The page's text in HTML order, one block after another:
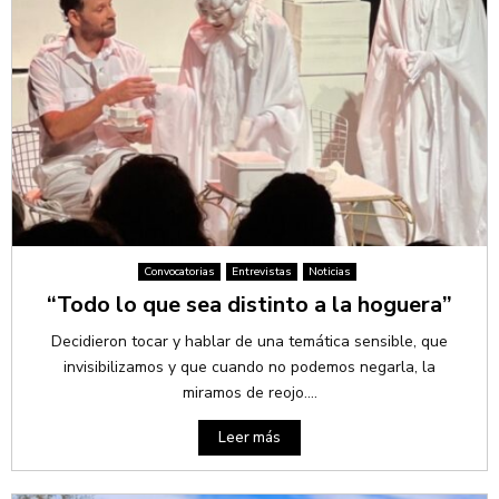
Convocatorias Entrevistas Noticias
“Todo lo que sea distinto a la hoguera”
Decidieron tocar y hablar de una temática sensible, que
invisibilizamos y que cuando no podemos negarla, la
miramos de reojo....
Leer más